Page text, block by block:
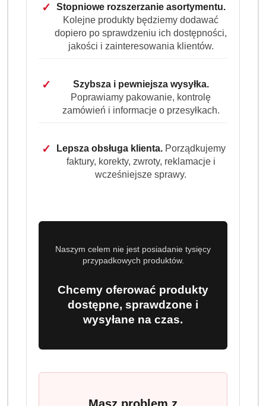
✓
Stopniowe rozszerzanie asortymentu.
Kolejne produkty będziemy dodawać
dopiero po sprawdzeniu ich dostępności,
jakości i zainteresowania klientów.
✓
Szybsza i pewniejsza wysyłka.
Poprawiamy pakowanie, kontrolę
zamówień i informacje o przesyłkach.
✓ Lepsza obsługa klienta.Porządkujemy
faktury, korekty, zwroty, reklamacje i
wcześniejsze sprawy.
Naszym celem nie jest posiadanie tysięcy
przypadkowych produktów.
Chcemy oferować produkty
dostępne, sprawdzone i
wysyłane na czas.
Masz problem z